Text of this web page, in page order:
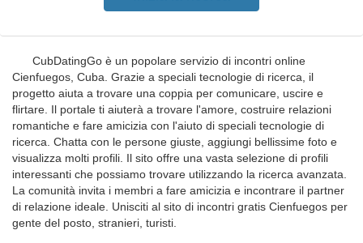
CubDatingGo è un popolare servizio di incontri online
Cienfuegos, Cuba. Grazie a speciali tecnologie di ricerca, il
progetto aiuta a trovare una coppia per comunicare, uscire e
flirtare. Il portale ti aiuterà a trovare l'amore, costruire relazioni
romantiche e fare amicizia con l'aiuto di speciali tecnologie di
ricerca. Chatta con le persone giuste, aggiungi bellissime foto e
visualizza molti profili. Il sito offre una vasta selezione di profili
interessanti che possiamo trovare utilizzando la ricerca avanzata.
La comunità invita i membri a fare amicizia e incontrare il partner
di relazione ideale. Unisciti al sito di incontri gratis Cienfuegos per
gente del posto, stranieri, turisti.